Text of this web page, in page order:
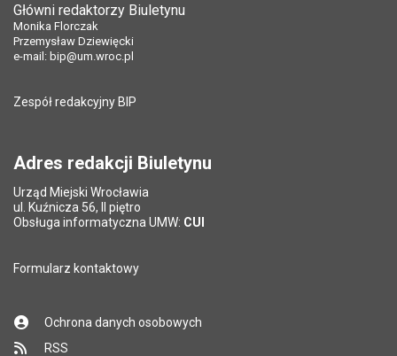
Główni redaktorzy Biuletynu
Monika Florczak
Przemysław Dziewięcki
e-mail: bip@um.wroc.pl
Zespół redakcyjny BIP
Adres redakcji Biuletynu
Urząd Miejski Wrocławia
ul. Kuźnicza 56, II piętro
Obsługa informatyczna UMW: CUI
Formularz kontaktowy
Ochrona danych osobowych
RSS